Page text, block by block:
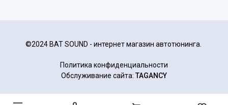
©2024 BAT SOUND - интернет магазин автотюнинга.
Политика конфиденциальности
Обслуживание сайта: TAGANCY